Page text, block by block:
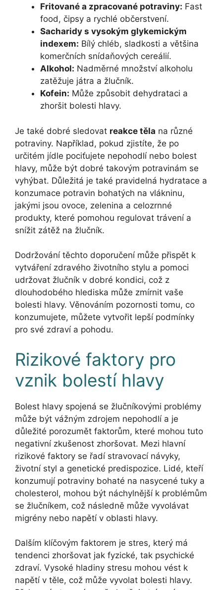
Fritované a zpracované potraviny: Fast
food, čipsy a rychlé občerstvení.
Sacharidy s vysokým glykemickým
indexem: Bílý chléb, sladkosti a většina
komerčních snídaňových cereálií.
Alkohol: Nadměrné množství alkoholu
zatěžuje játra a žlučník.
Kofein: Může způsobit dehydrataci a
zhoršit bolesti hlavy.
Je také dobré sledovat reakce těla na různé
potraviny. Například, pokud zjistíte, že po
určitém jídle pociťujete nepohodlí nebo bolest
hlavy, může být dobré takovým potravinám se
vyhýbat. Důležitá je také pravidelná hydratace a
konzumace potravin bohatých na vlákninu,
jakými jsou ovoce, zelenina a celozrnné
produkty, které pomohou regulovat trávení a
snížit zátěž na žlučník.
Dodržování těchto doporučení může přispět k
vytváření zdravého životního stylu a pomoci
udržovat žlučník v dobré kondici, což z
dlouhodobého hlediska může zmírnit vaše
bolesti hlavy. Věnováním pozornosti tomu, co
konzumujete, můžete vytvořit lepší podmínky
pro své zdraví a pohodu.
Rizikové faktory pro
vznik bolestí hlavy
Bolest hlavy spojená se žlučníkovými problémy
může být vážným zdrojem nepohodlí a je
důležité porozumět faktorům, které mohou tuto
negativní zkušenost zhoršovat. Mezi hlavní
rizikové faktory se řadí stravovací návyky,
životní styl a genetické predispozice. Lidé, kteří
konzumují potraviny bohaté na nasycené tuky a
cholesterol, mohou být náchylnější k problémům
se žlučníkem, což následně může vyvolávat
migrény nebo napětí v oblasti hlavy.
Dalším klíčovým faktorem je stres, který má
tendenci zhoršovat jak fyzické, tak psychické
zdraví. Vysoké hladiny stresu mohou vést k
napětí v těle, což může vyvolat bolesti hlavy.